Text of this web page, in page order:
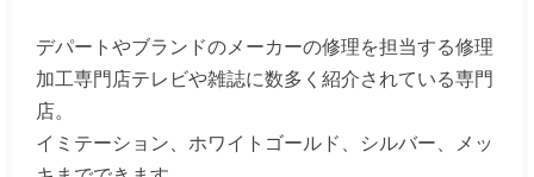
デパートやブランドのメーカーの修理を担当する修理
加工専門店テレビや雑誌に数多く紹介されている専門
店。
イミテーション、ホワイトゴールド、シルバー、メッ